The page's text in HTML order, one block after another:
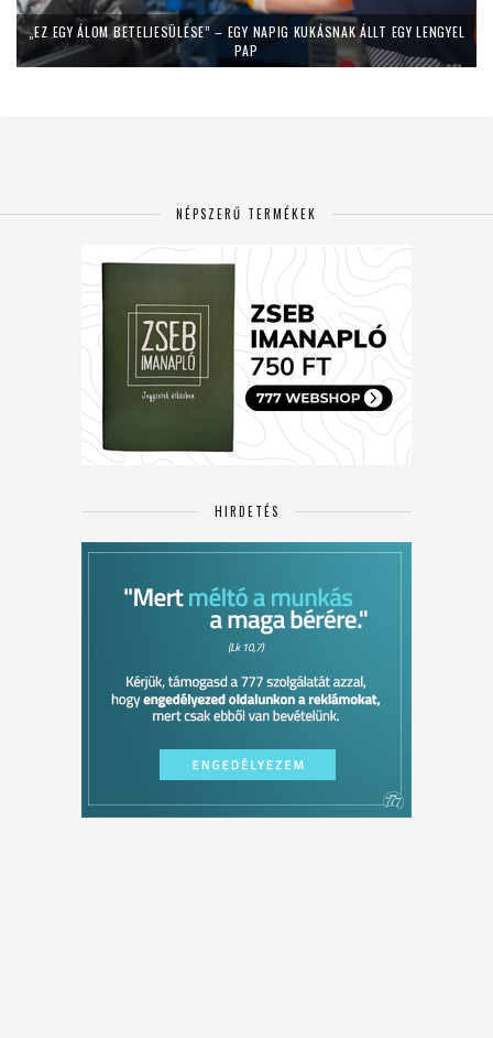
„EZ EGY ÁLOM BETELJESÜLÉSE” – EGY NAPIG KUKÁSNAK ÁLLT EGY LENGYEL
PAP
NÉPSZERŰ TERMÉKEK
HIRDETÉS